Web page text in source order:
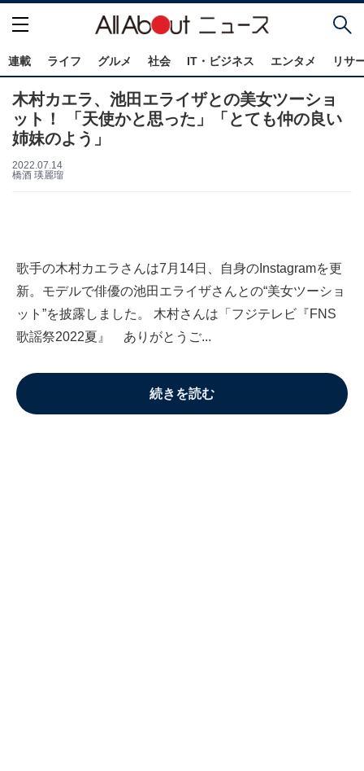
連載 ライフ グルメ 社会 IT・ビジネス エンタメ リサ
木村カエラ、池田エライザとの美女ツーショ
ット！ 「天使かと思った」「とても仲の良い
姉妹のよう」
2022.07.14
橋酒 瑛麗瑠
歌手の木村カエラさんは7月14日、自身のInstagramを更
新。モデルで俳優の池田エライザさんとの“美女ツーショ
ット”を披露しました。 木村さんは「フジテレビ『FNS
歌謡祭2022夏』 ありがとうご...
続きを読む